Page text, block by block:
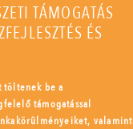
TÁMOGATÁS
ÉS
töltenek be a
támogatással
valamint